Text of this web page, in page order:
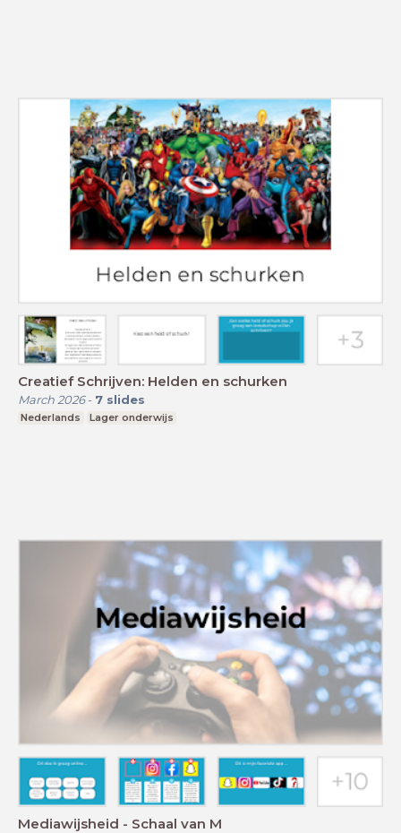
Creatief Schrijven: Helden en schurken
March 2026- 7 slides
Nederlands Lager onderwijs
Mediawijsheid - Schaal van M